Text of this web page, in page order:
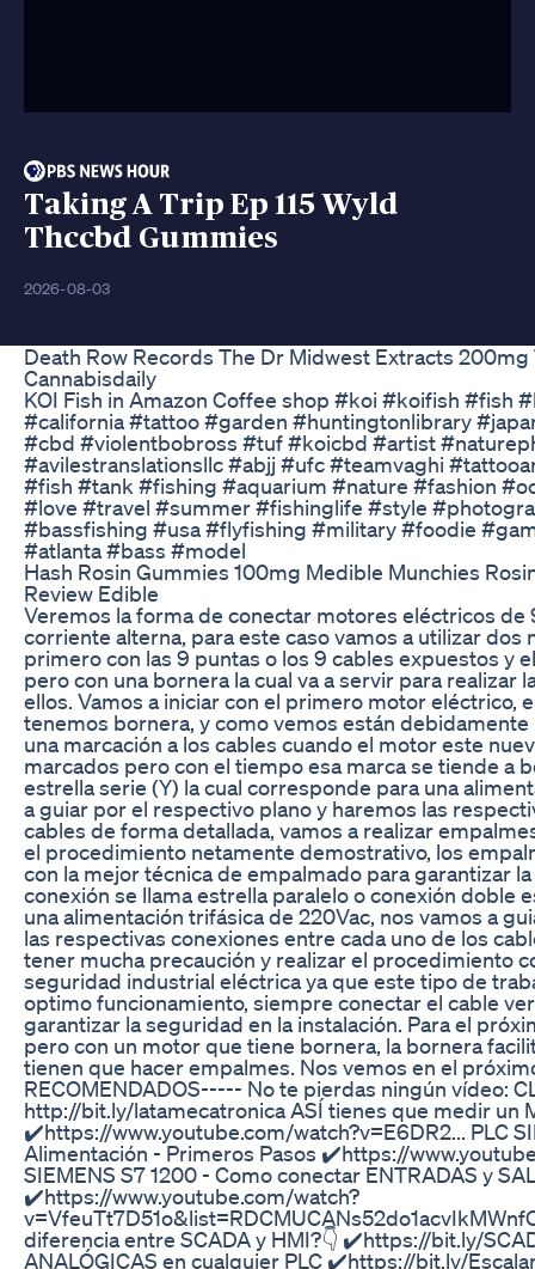
Taking A Trip Ep 115 Wyld
Thccbd Gummies
2026-08-03
Death Row Records The Dr Midwest Extracts
Cannabisdaily
KOI Fish in Amazon Coffee shop #koi #koifish #fish
#california #tattoo #garden #huntingtonlibrary
#cbd #violentbobross #tuf #koicbd #artist
#avilestranslationsllc #abjj #ufc #teamvaghi
#fish #tank #fishing #aquarium #nature #fashion
#love #travel #summer #fishinglife #style
#bassfishing #usa #flyfishing #military #foodie
#atlanta #bass #model
Hash Rosin Gummies 100mg Medible Munchies
Review Edible
Veremos la forma de conectar motores eléctricos
corriente alterna, para este caso vamos a utilizar
primero con las 9 puntas o los 9 cables expuestos y
pero con una bornera la cual va a servir para realizar
ellos. Vamos a iniciar con el primero motor eléctrico,
tenemos bornera, y como vemos están
una marcación a los cables cuando el motor este
marcados pero con el tiempo esa marca se tiende a
estrella serie (Y) la cual corresponde para una
a guiar por el respectivo plano y haremos las
cables de forma detallada, vamos a realizar
el procedimiento netamente demostrativo, los
con la mejor técnica de empalmado para garantizar
conexión se llama estrella paralelo o conexión doble
una alimentación trifásica de 220Vac, nos vamos a
las respectivas conexiones entre cada uno de los
tener mucha precaución y realizar el procedimiento
seguridad industrial eléctrica ya que este tipo de
optimo funcionamiento, siempre conectar el cable
garantizar la seguridad en la instalación. Para el
pero con un motor que tiene bornera, la bornera
tienen que hacer empalmes. Nos vemos en el
RECOMENDADOS----- No te pierdas ningún vídeo:
http://bit.ly/latamecatronica ASÍ tienes que medir un
✔️https://www.youtube.com/watch?v=E6DR2... PLC
Alimentación - Primeros Pasos ✔️https://
SIEMENS S7 1200 - Como conectar ENTRADAS y
✔️https://www.youtube.com/watch?
diferencia entre SCADA y HMI?👇 ✔️https://bit.ly/
ANALÓGICAS en cualquier PLC ✔️https://bit.ly/